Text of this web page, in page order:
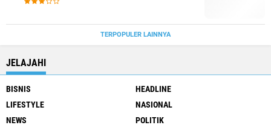
TERPOPULER LAINNYA
JELAJAHI
BISNIS
HEADLINE
LIFESTYLE
NASIONAL
NEWS
POLITIK